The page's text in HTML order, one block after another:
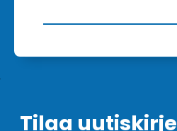
Tilaa uutiskirje